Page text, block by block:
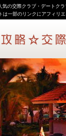
気の交際クラブ・デートク
一部のリンクにアフィリエ